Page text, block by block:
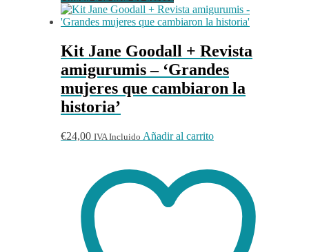
Kit Jane Goodall + Revista
amigurumis – ‘Grandes
mujeres que cambiaron la
historia’
€24,00 IVA Incluido Añadir al carrito